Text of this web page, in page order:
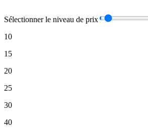
Sélectionner le niveau de prix
10
15
20
25
30
40